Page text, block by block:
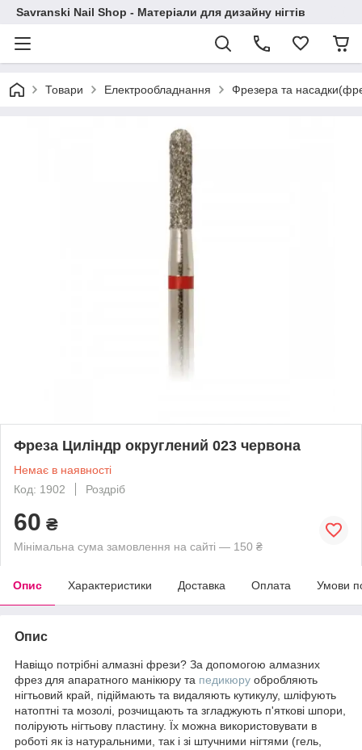
Savranski Nail Shop - Матеріали для дизайну нігтів
Товари Електрообладнання Фрезера та
Фреза Циліндр округлений 023 червона
Немає в наявності
Код: 1902
Роздріб
60 ₴
Мінімальна сума замовлення на сайті — 150 ₴
Опис Характеристики Доставка Оплата Умови
Опис
Навіщо потрібні алмазні фрези? За допомогою алмазних
фрез для апаратного манікюру та педикюру обробляють
нігтьовий край, підіймають та видаляють кутикулу, шліфують
натоптні та мозолі, розчищають та згладжують п'яткові шпори,
полірують нігтьову пластину. Їх можна використовувати в
роботі як із натуральними, так і зі штучними нігтями (гель,